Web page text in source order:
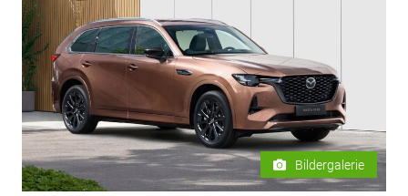
Bildergalerie